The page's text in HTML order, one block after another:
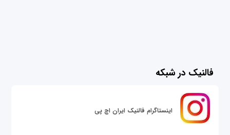
فالنیک در شبکه
اینستاگرام فالنیک ایران اچ پی